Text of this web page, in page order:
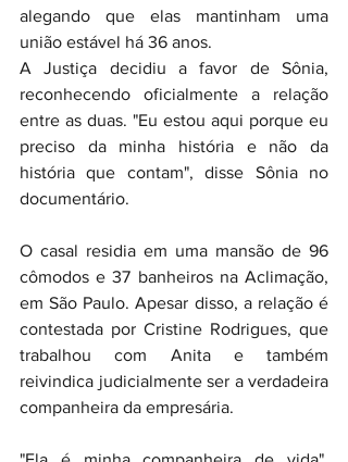
alegando que elas mantinham uma
união estável há 36 anos.
A Justiça decidiu a favor de Sônia,
reconhecendo oficialmente a relação
entre as duas. "Eu estou aqui porque eu
preciso da minha história e não da
história que contam", disse Sônia no
documentário.
O casal residia em uma mansão de 96
cômodos e 37 banheiros na Aclimação,
em São Paulo. Apesar disso, a relação é
contestada por Cristine Rodrigues, que
trabalhou com Anita e também
reivindica judicialmente ser a verdadeira
companheira da empresária.